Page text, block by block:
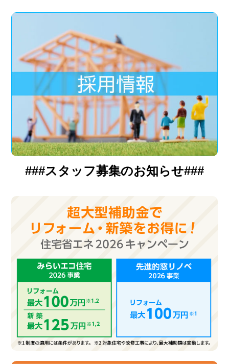
###スタッフ募集のお知らせ###